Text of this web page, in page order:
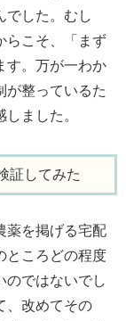
でした。むし
らこそ、「まず
す。万が一わか
が整っているた
ました。
証してみた
薬を掲げる宅配
ところどの程度
のではないでし
、改めてその